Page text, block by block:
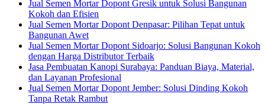
Jual Semen Mortar Dopont Gresik untuk Solusi Bangunan
Kokoh dan Efisien
Jual Semen Mortar Dopont Denpasar: Pilihan Tepat untuk
Bangunan Awet
Jual Semen Mortar Dopont Sidoarjo: Solusi Bangunan Kokoh
dengan Harga Distributor Terbaik
Jasa Pembuatan Kanopi Surabaya: Panduan Biaya, Material,
dan Layanan Profesional
Jual Semen Mortar Dopont Jember: Solusi Dinding Kokoh
Tanpa Retak Rambut